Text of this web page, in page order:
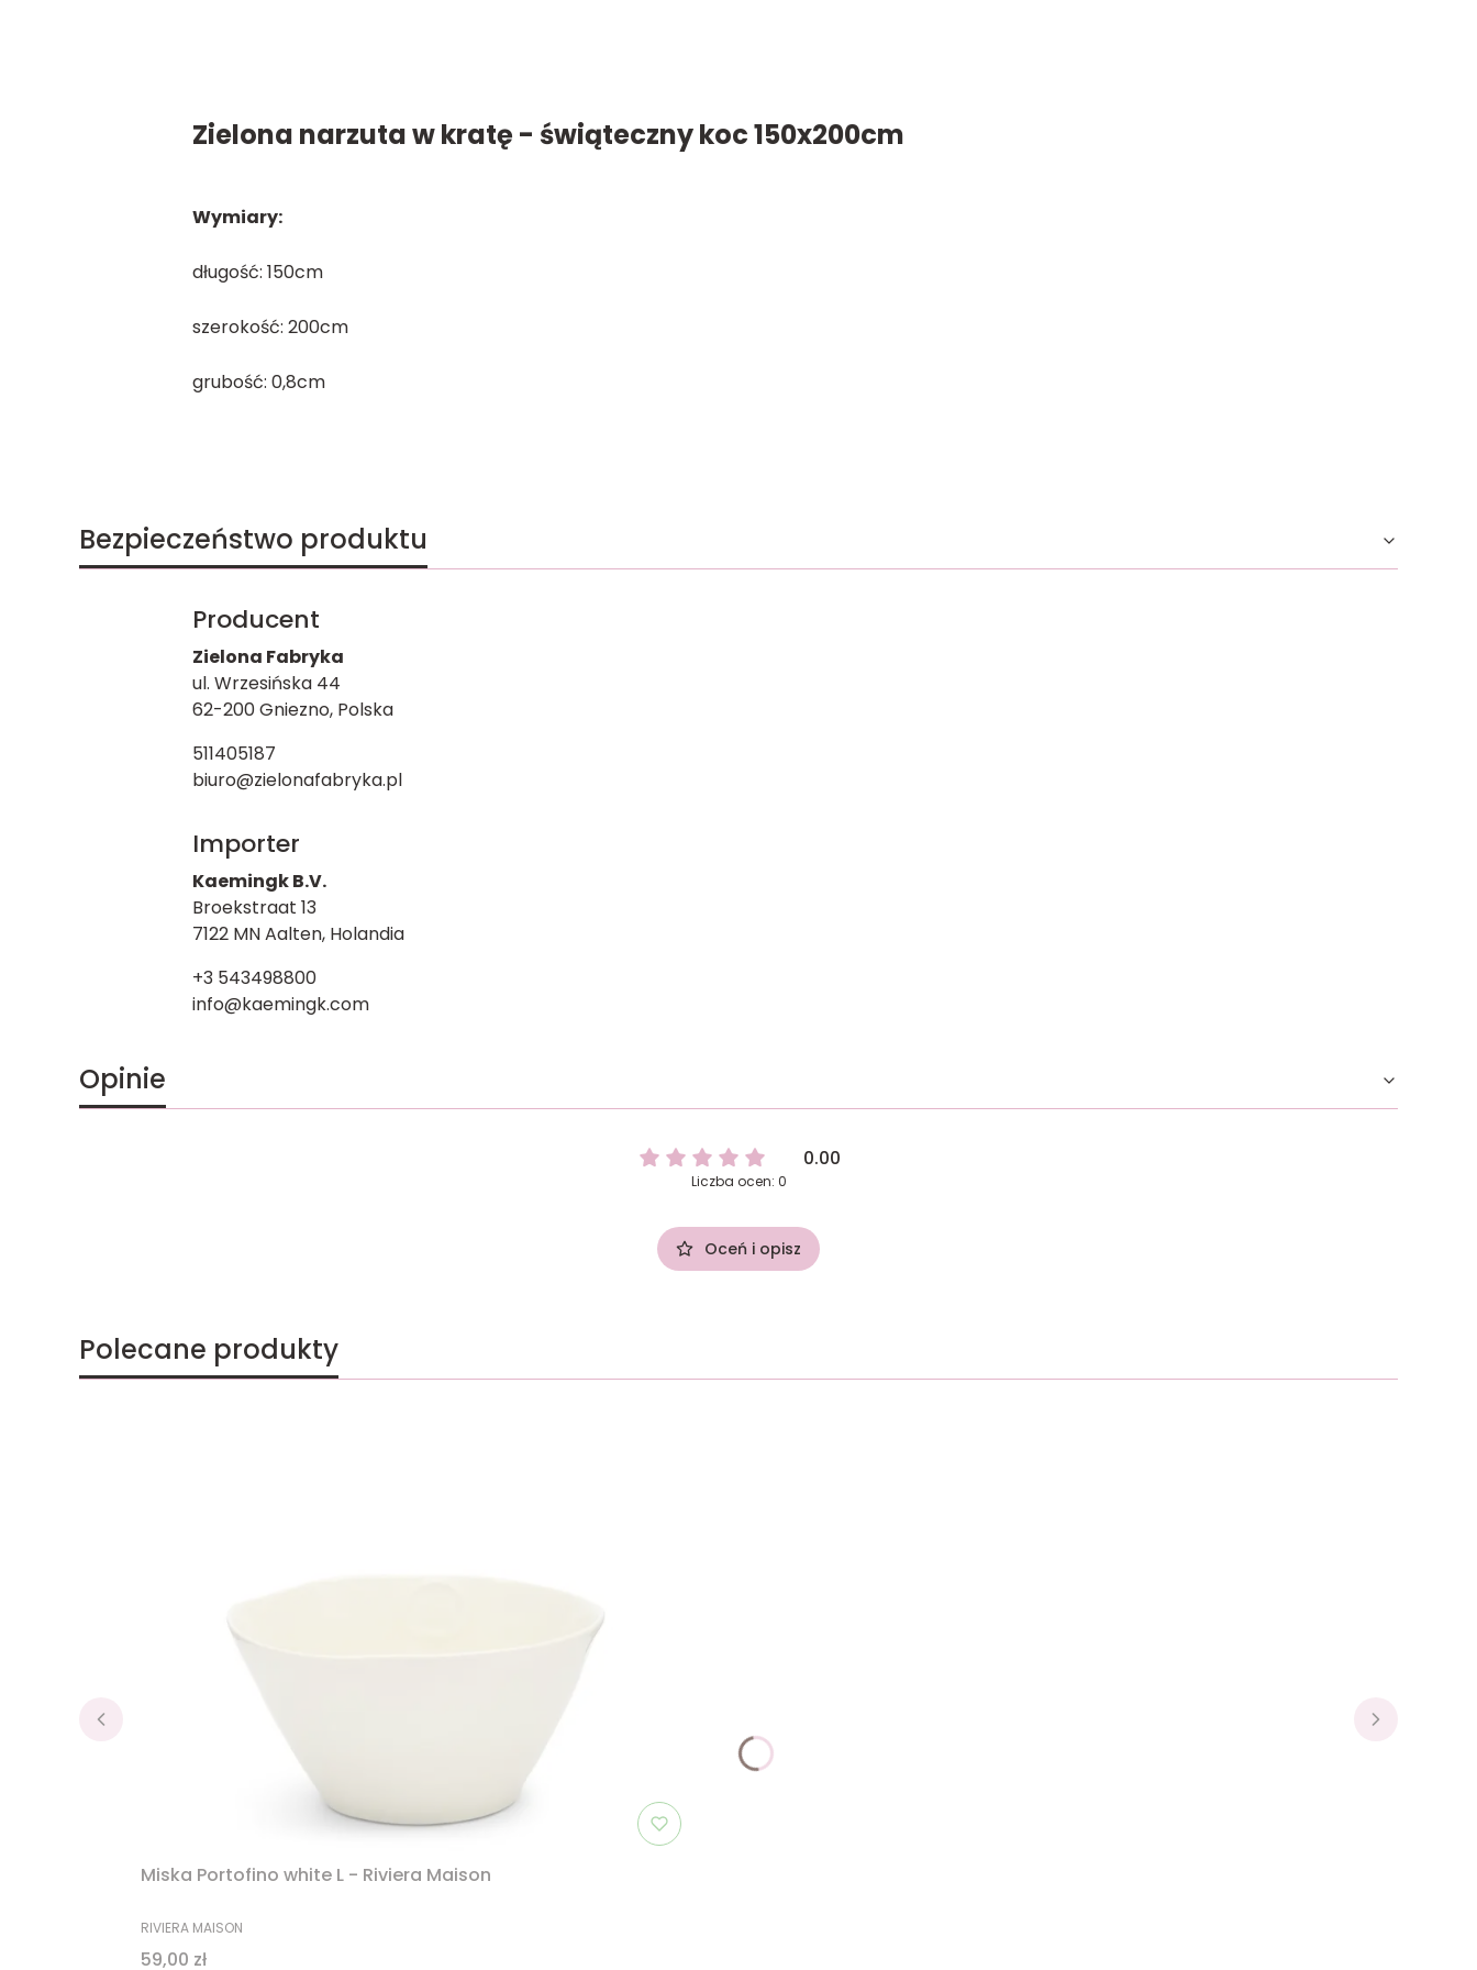
Zielona narzuta w kratę - świąteczny koc 150x200cm
Wymiary:
długość: 150cm
szerokość: 200cm
grubość: 0,8cm
Bezpieczeństwo produktu
Producent
Zielona Fabryka
ul. Wrzesińska 44
62-200 Gniezno, Polska
511405187
biuro@zielonafabryka.pl
Importer
Kaemingk B.V.
Broekstraat 13
7122 MN Aalten, Holandia
+3 543498800
info@kaemingk.com
Opinie
0.00
Liczba ocen: 0
Oceń i opisz
Polecane produkty
Miska Portofino white L - Riviera Maison
PRODUCENT
RIVIERA MAISON
Cena
59,00 zł